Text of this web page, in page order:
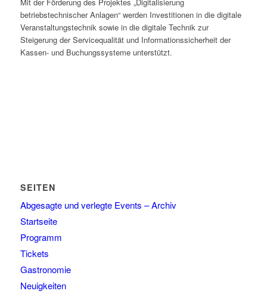
betriebstechnischer Anlagen“ werden Investitionen in die digitale
Veranstaltungstechnik sowie in die digitale Technik zur
Steigerung der Servicequalität und Informationssicherheit der
Kassen- und Buchungssysteme unterstützt.
SEITEN
Abgesagte und verlegte Events – Archiv
Startseite
Programm
Tickets
Gastronomie
Neuigkeiten